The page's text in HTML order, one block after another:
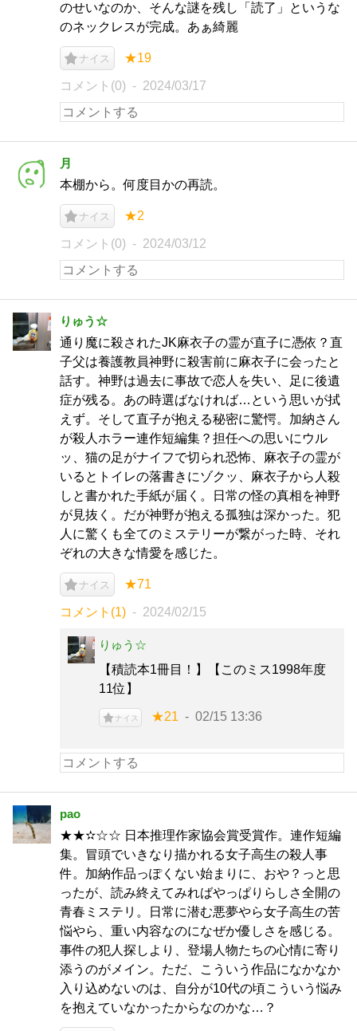
のせいなのか、そんな謎を残し「読了」というな
のネックレスが完成。あぁ綺麗
ナイス ★19
コメント(0) 2024/03/17
月
本棚から。何度目かの再読。
ナイス ★2
コメント(0) 2024/03/12
りゅう☆
通り魔に殺されたJK麻衣子の霊が直子に憑依？直
子父は養護教員神野に殺害前に麻衣子に会ったと
話す。神野は過去に事故で恋人を失い、足に後遺
症が残る。あの時選ばなければ…という思いが拭
えず。そして直子が抱える秘密に驚愕。加納さん
が殺人ホラー連作短編集？担任への思いにウル
ッ、猫の足がナイフで切られ恐怖、麻衣子の霊が
いるとトイレの落書きにゾクッ、麻衣子から人殺
しと書かれた手紙が届く。日常の怪の真相を神野
が見抜く。だが神野が抱える孤独は深かった。犯
人に驚くも全てのミステリーが繋がった時、それ
ぞれの大きな情愛を感じた。
ナイス ★71
コメント(1) 2024/02/15
りゅう☆
【積読本1冊目！】【このミス1998年度
11位】
ナイス ★21 02/15 13:36
pao
★★✫☆☆ 日本推理作家協会賞受賞作。連作短編
集。冒頭でいきなり描かれる女子高生の殺人事
件。加納作品っぽくない始まりに、おや？っと思
ったが、読み終えてみればやっぱりらしさ全開の
青春ミステリ。日常に潜む悪夢やら女子高生の苦
悩やら、重い内容なのになぜか優しさを感じる。
事件の犯人探しより、登場人物たちの心情に寄り
添うのがメイン。ただ、こういう作品になかなか
入り込めないのは、自分が10代の頃こういう悩み
を抱えていなかったからなのかな…？